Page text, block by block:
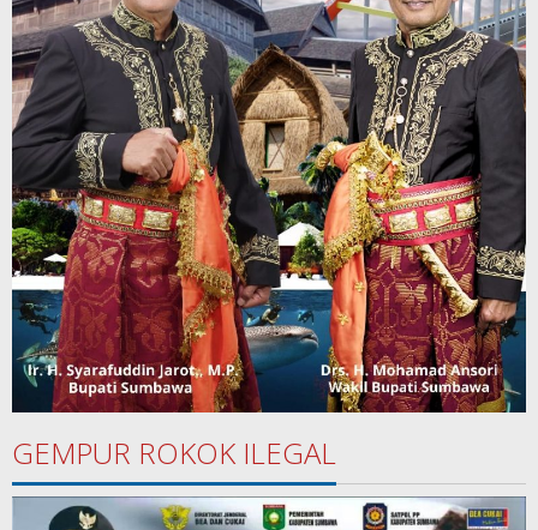
GEMPUR ROKOK ILEGAL